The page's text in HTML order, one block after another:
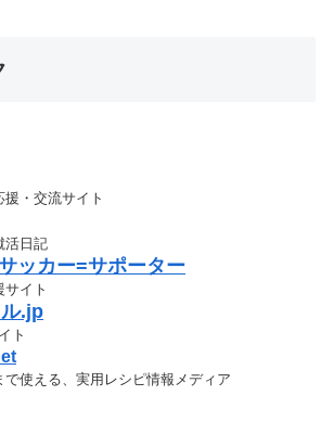
・交流サイト
活日記
ッカー=サポーター
サイト
.jp
ト
使える、実用レシピ情報メディア